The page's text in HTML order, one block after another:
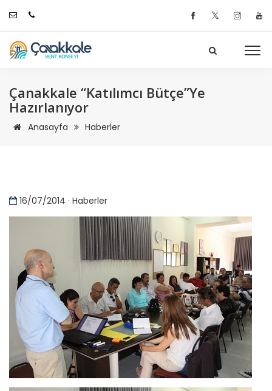
𝕏
Çanakkale “Katılımcı Bütçe”ye
Hazırlanıyor
Anasayfa Haberler
16/07/2014 · Haberler